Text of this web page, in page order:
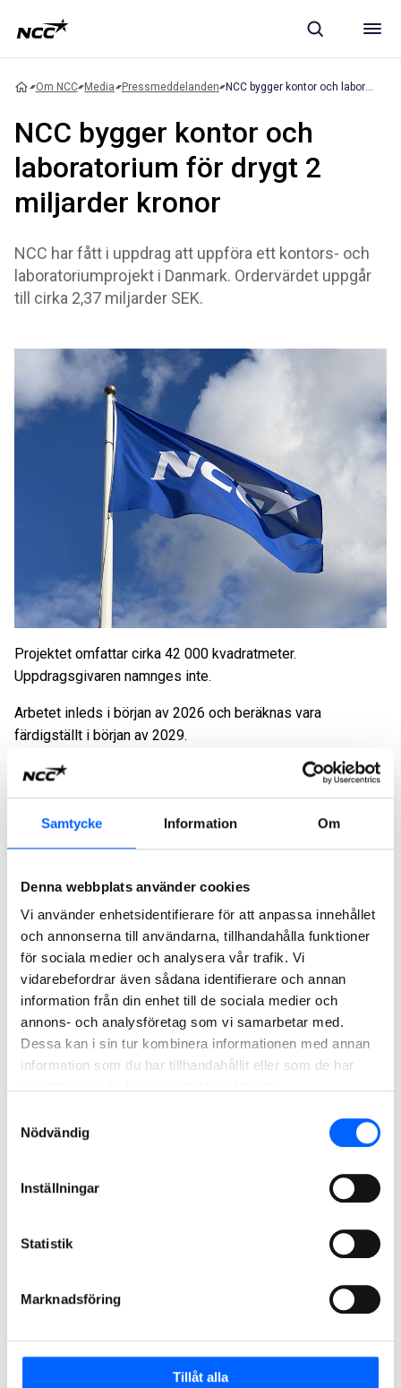
Samtycke Information Om
Denna webbplats använder cookies
Vi använder enhetsidentifierare för att anpassa innehållet
och annonserna till användarna, tillhandahålla funktioner
för sociala medier och analysera vår trafik. Vi
vidarebefordrar även sådana identifierare och annan
information från din enhet till de sociala medier och
annons- och analysföretag som vi samarbetar med.
Dessa kan i sin tur kombinera informationen med annan
information som du har tillhandahållit eller som de har
Nödvändig
Inställningar
Statistik
Marknadsföring
Tillåt alla
Om NCC Media Pressmeddelanden
NCC bygger kontor och
laboratorium för drygt 2
miljarder kronor
NCC har fått i uppdrag att uppföra ett kontors- och
laboratoriumprojekt i Danmark. Ordervärdet uppgår
till cirka 2,37 miljarder SEK.
Projektet omfattar cirka 42 000 kvadratmeter.
Uppdragsgivaren namnges inte.
Arbetet inleds i början av 2026 och beräknas vara
färdigställt i början av 2029.
Ordervärdet uppgår till cirka 2,37 miljarder SEK och
orderregistreras i fjärde kvartalet 2025 i affärsområde NCC
Building Nordics.
För ytterligare information, vänligen kontakta:
61 02, tove.stal@ncc.se
NCC:s presstjänst: 08-585 519 00, press@ncc.se,NCC:s
Mediabank
Om NCC. NCC är ett av de ledande byggföretagen i Norden.
Som expert på att driva komplexa byggprocesser bidrar
NCC till byggande som har en positiv inverkan på kunderna
och på samhällets utveckling i stort. Verksamheten
2024 omsatte NCC ca 62 miljarder SEK och hade 11 800
anställda. NCC:s aktier är noterade på Nasdaq Stockholm.
PDF NCC bygger kontor och laboratorium för